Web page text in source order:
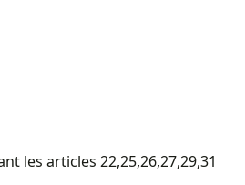
les articles 22,25,26,27,29,31